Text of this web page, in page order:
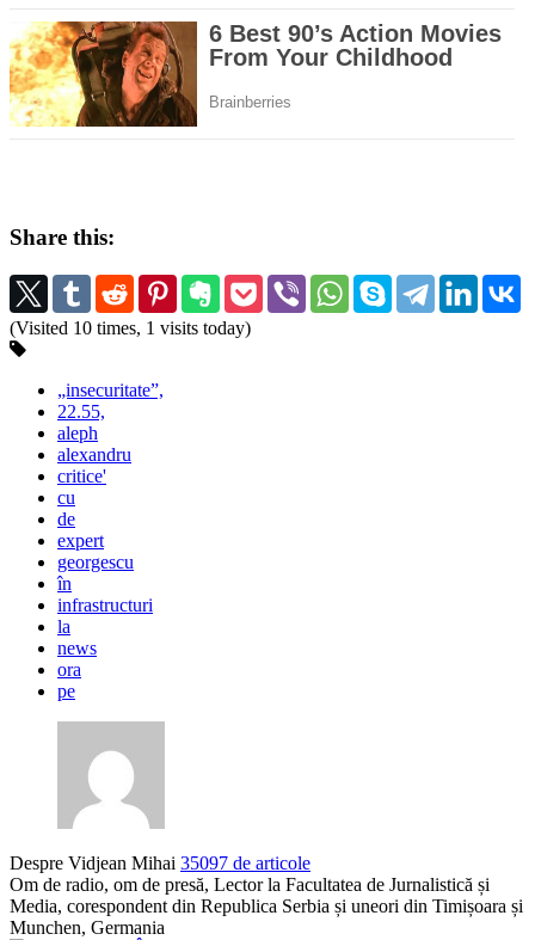
Share this:
(Visited 10 times, 1 visits today)
„insecuritate”,
22.55,
aleph
alexandru
critice'
cu
de
expert
georgescu
în
infrastructuri
la
news
ora
pe
Despre Vidjean Mihai 35097 de articole
Om de radio, om de presă, Lector la Facultatea de Jurnalistică și
Media, corespondent din Republica Serbia și uneori din Timișoara și
Munchen, Germania